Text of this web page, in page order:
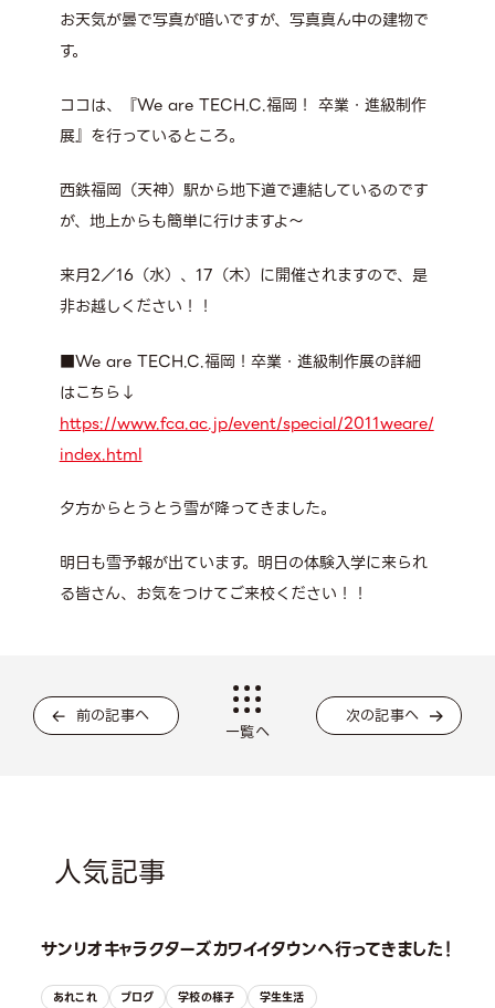
お天気が曇で写真が暗いですが、写真真ん中の建物で
す。
ココは、『We are TECH.C.福岡！ 卒業・進級制作
展』を行っているところ。
西鉄福岡（天神）駅から地下道で連結しているのです
が、地上からも簡単に行けますよ～
来月2／16（水）、17（木）に開催されますので、是
非お越しください！！
■We are TECH.C.福岡！卒業・進級制作展の詳細
はこちら↓
https://www.fca.ac.jp/event/special/2011weare/
index.html
夕方からとうとう雪が降ってきました。
明日も雪予報が出ています。明日の体験入学に来られ
る皆さん、お気をつけてご来校ください！！
前の記事へ
一覧へ
次の記事へ
人気記事
サンリオキャラクターズカワイイタウンへ行ってきました！
あれこれ ブログ 学校の様子 学生生活